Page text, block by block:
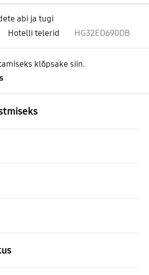
abi ja tugi
Hotelli telerid HG32ED690DB
klõpsake siin.